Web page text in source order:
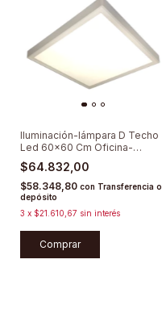
Iluminación-lámpara D Techo
Led 60x60 Cm Oficina-
cocina-baño
$64.832,00
$58.348,80 con Transferencia o
depósito
3 x $21.610,67 sin interés
Comprar